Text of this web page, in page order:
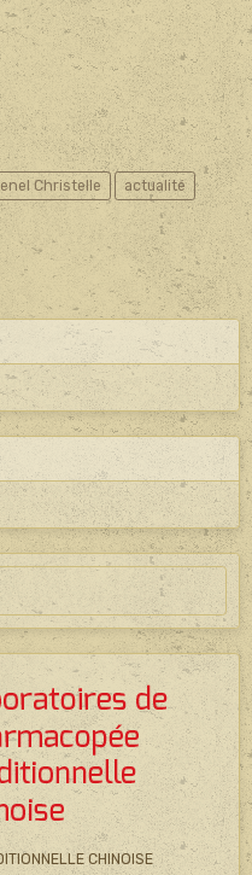
Christelle actualité
CHINOISE